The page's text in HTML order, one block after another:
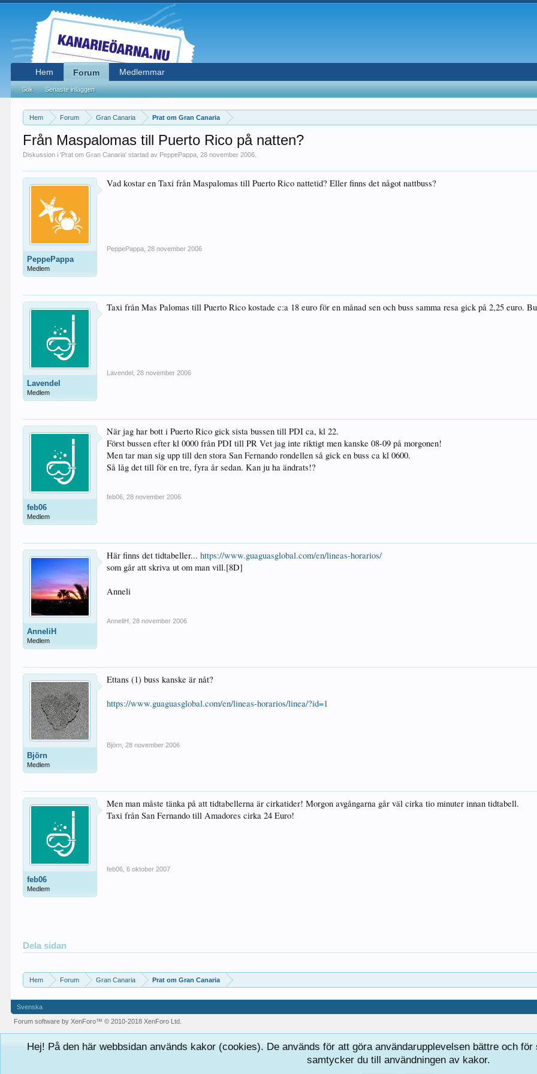
Hem Forum Gran Canaria Prat om Gran Canaria
Från Maspalomas till Puerto Rico på natten?
Diskussion i 'Prat om Gran Canaria' startad av PeppePappa ,28 november 2006
PeppePappa
Medlem
Vad kostar en Taxi från Maspalomas till Puerto Rico nattetid? Eller finns det något nattbuss?
PeppePappa 28 november 2006
Lavendel
Medlem
Taxi från Mas Palomas till Puerto Rico kostade c:a 18 euro för en månad sen och buss samma resa gick på 2,25 euro.
Lavendel 28 november 2006
feb06
Medlem
När jag har bott i Puerto Rico gick sista bussen till PDI ca, kl 22.
Först bussen efter kl 0000 från PDI till PR Vet jag inte riktigt men kanske 08-09 på morgonen!
Men tar man sig upp till den stora San Fernando rondellen så gick en buss ca kl 0600.
Så låg det till för en tre, fyra år sedan. Kan ju ha ändrats!?
feb06 28 november 2006
AnneliH
Medlem
Här finns det tidtabeller...https://www.guaguasglobal.com/en/lineas-horarios/
som går att skriva ut om man vill.[8D]
Anneli
AnneliH 28 november 2006
Björn
Medlem
Ettans (1) buss kanske är nåt?
https://www.guaguasglobal.com/en/lineas-horarios/linea/?id=1
Björn 28 november 2006
feb06
Medlem
Men man måste tänka på att tidtabellerna är cirkatider! Morgon avgångarna går väl cirka tio minuter innan tidtabell.
Taxi från San Fernando till Amadores cirka 24 Euro!
feb06 6 oktober 2007
Dela sidan
Hem Forum Gran Canaria Prat om Gran Canaria
Hem Forum
Sök Senaste inläggen
Medlemmar
Svenska
Forum software by XenForo™© 2010-2018 XenForo Ltd.
Hej! På den här webbsidan används kakor (cookies). De används för att göra användarupplevelsen bättre och
samtycker du till användningen av kakor.